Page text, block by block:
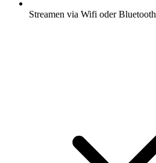
Streamen via Wifi oder Bluetooth